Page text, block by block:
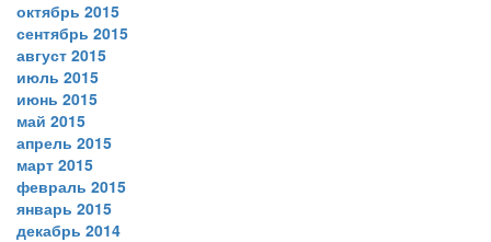
октябрь 2015
сентябрь 2015
август 2015
июль 2015
июнь 2015
май 2015
апрель 2015
март 2015
февраль 2015
январь 2015
декабрь 2014